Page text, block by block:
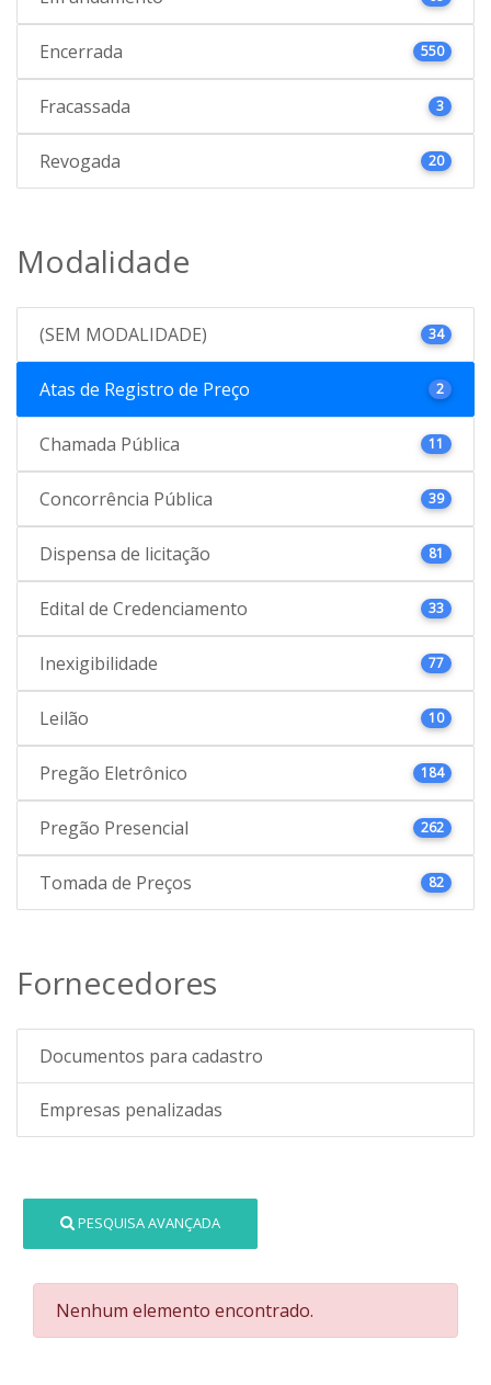
Encerrada 550
Fracassada 3
Revogada 20
Modalidade
(SEM MODALIDADE) 34
Atas de Registro de Preço 2
Chamada Pública 11
Concorrência Pública 39
Dispensa de licitação 81
Edital de Credenciamento 33
Inexigibilidade 77
Leilão 10
Pregão Eletrônico 184
Pregão Presencial 262
Tomada de Preços 82
Fornecedores
Documentos para cadastro
Empresas penalizadas
PESQUISA AVANÇADA
Nenhum elemento encontrado.